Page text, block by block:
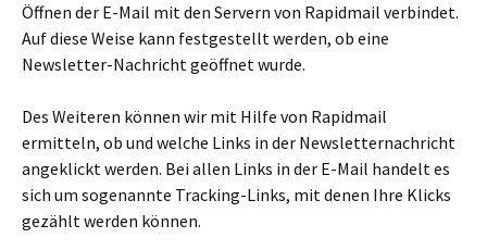
Öffnen der E-Mail mit den Servern von Rapidmail verbindet.
Auf diese Weise kann festgestellt werden, ob eine
Newsletter-Nachricht geöffnet wurde.
Des Weiteren können wir mit Hilfe von Rapidmail
ermitteln, ob und welche Links in der Newsletternachricht
angeklickt werden. Bei allen Links in der E-Mail handelt es
sich um sogenannte Tracking-Links, mit denen Ihre Klicks
gezählt werden können.